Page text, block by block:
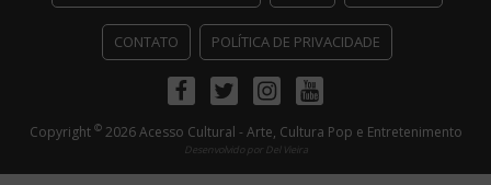
CONTATO POLÍTICA DE PRIVACIDADE
FacebookTwitterInstagramYoutube
Copyright ©2026 Acesso Cultural - Arte, Cultura Pop e Entretenimento
Desenvolvido por Del Vieira